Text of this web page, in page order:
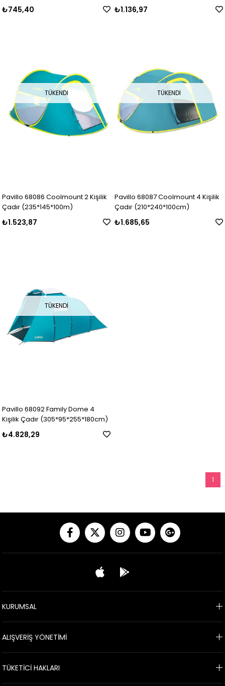
₺745,40 ₺1.136,97
TÜKENDI
Pavillo 68086 Coolmount 2 Kişilik
Çadır (235*145*100m)
₺1.523,87
TÜKENDI
Pavillo 68087 Coolmount 4 Kişilik
Çadır (210*240*100cm)
₺1.685,65
TÜKENDI
Pavillo 68092 Family Dome 4
Kişilik Çadır (305*95*255*180cm)
₺4.828,29
1
KURUMSAL
ALIŞVERİŞ YÖNETİMİ
TÜKETİCİ HAKLARI